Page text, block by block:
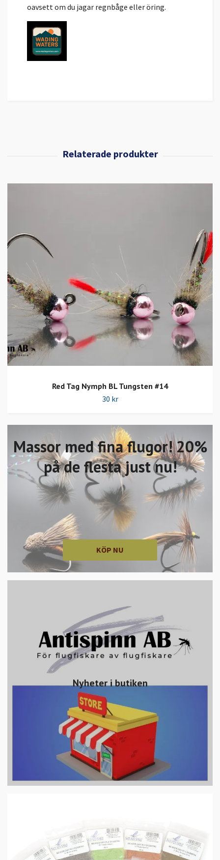
Massor med fina flugor! 20%
på de flesta just nu!
KÖP NU
Nyheter i butiken
oavsett om du jagar regnbåge eller öring.
Red Tag Nymph BL Tungsten #14
30 kr